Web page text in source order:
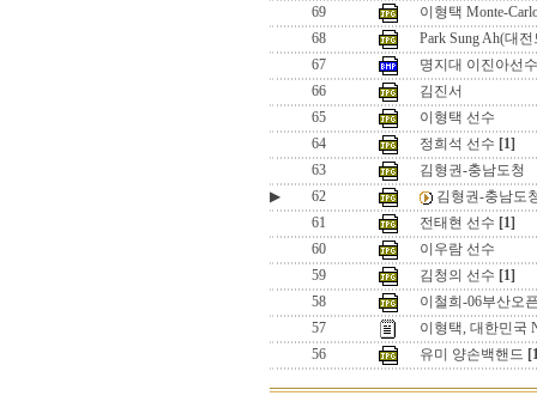
69
이형택 Monte-
68
Park Sung Ah(대
67
명지대 이진아선
66
김진서
65
이형택 선수
64
정희석 선수 [1]
63
김형권-충남도청
▶
62
김형권-충남도
61
전태현 선수 [1]
60
이우람 선수
59
김청의 선수 [1]
58
이철희-06부산오
57
이형택, 대한민국
56
유미 양손백핸드